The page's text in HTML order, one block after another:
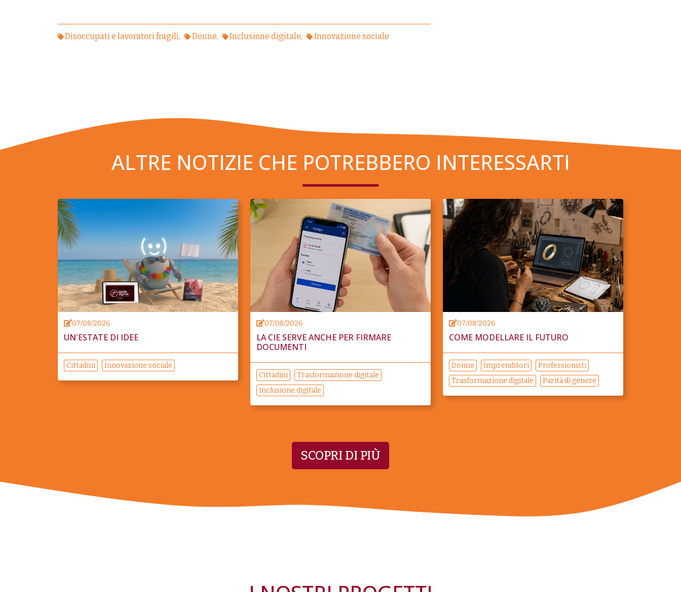
Disoccupati e lavoratori fragili Donne Inclusione digitale Innovazione sociale
ALTRE NOTIZIE CHE POTREBBERO INTERESSARTI
07/08/2026
UN'ESTATE DI IDEE
Cittadini Innovazione sociale
07/08/2026
LA CIE SERVE ANCHE PER FIRMARE
DOCUMENTI
Cittadini
Trasformazione digitale
Inclusione digitale
07/08/2026
COME MODELLARE IL FUTURO
Donne Imprenditori
Professionisti
Trasformazione digitale
Parità di genere
SCOPRI DI PIÙ